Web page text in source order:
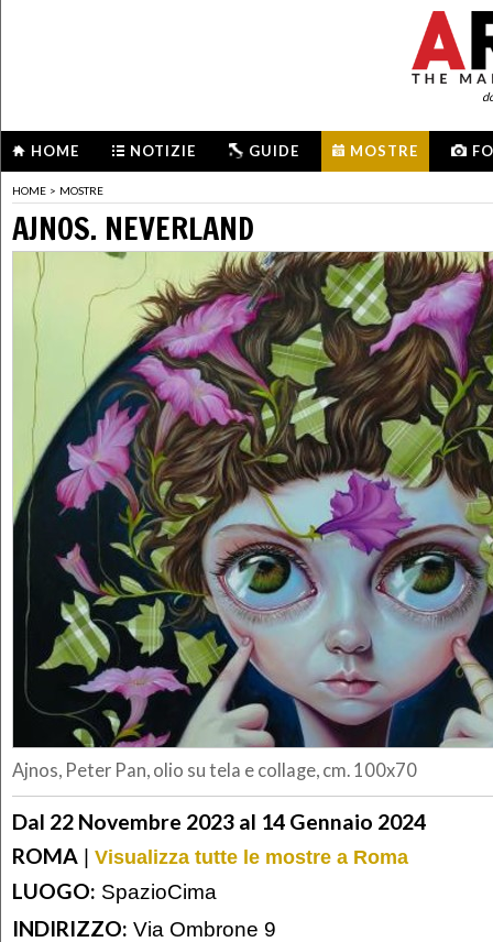
HOME NOTIZIE GUIDE MOSTRE
HOME > MOSTRE
AJNOS. NEVERLAND
Ajnos, Peter Pan, olio su tela e collage, cm. 100x70
Dal 22 Novembre 2023 al 14 Gennaio 2024
ROMA | Visualizza tutte le mostre a Roma
LUOGO: SpazioCima
INDIRIZZO: Via Ombrone 9